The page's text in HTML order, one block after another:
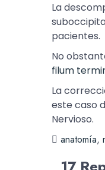
La
pacientes.
No
filum
La
este caso
Nervioso.
anatomía,